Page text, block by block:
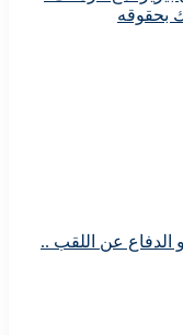
بحقوقه
الدفاع عن اللقب ..